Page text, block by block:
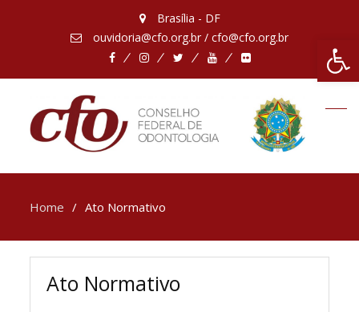
Brasília - DF
ouvidoria@cfo.org.br / cfo@cfo.org.br
FacebookInstagramTwitterYoutubeFlickr
Home Ato Normativo
Ato Normativo